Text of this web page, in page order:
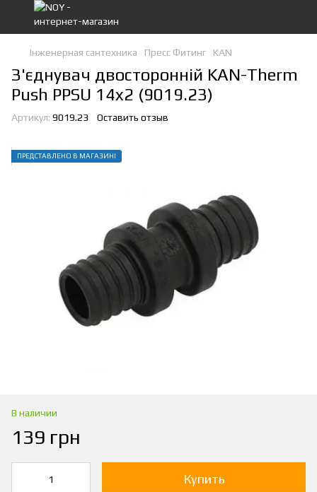
Інженерная сантехника Пресс Фитинг KAN
З'єднувач двосторонній KAN-Therm
Push PPSU 14x2 (9019.23)
Артикул: 9019.23 Оставить отзыв
ПРЕДСТАВЛЕНО В МАГАЗИНІ
В наличии
139 грн
Купить